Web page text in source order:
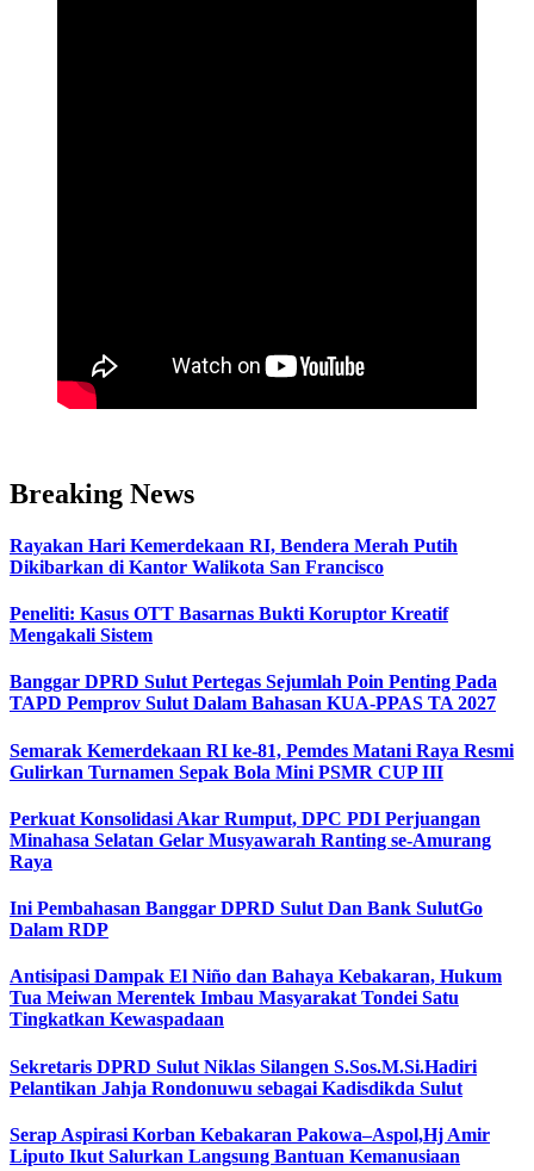
Breaking News
Rayakan Hari Kemerdekaan RI, Bendera Merah Putih
Dikibarkan di Kantor Walikota San Francisco
Peneliti: Kasus OTT Basarnas Bukti Koruptor Kreatif
Mengakali Sistem
Banggar DPRD Sulut Pertegas Sejumlah Poin Penting Pada
TAPD Pemprov Sulut Dalam Bahasan KUA-PPAS TA 2027
Semarak Kemerdekaan RI ke-81, Pemdes Matani Raya Resmi
Gulirkan Turnamen Sepak Bola Mini PSMR CUP III
Perkuat Konsolidasi Akar Rumput, DPC PDI Perjuangan
Minahasa Selatan Gelar Musyawarah Ranting se-Amurang
Raya
Ini Pembahasan Banggar DPRD Sulut Dan Bank SulutGo
Dalam RDP
Antisipasi Dampak El Niño dan Bahaya Kebakaran, Hukum
Tua Meiwan Merentek Imbau Masyarakat Tondei Satu
Tingkatkan Kewaspadaan
Sekretaris DPRD Sulut Niklas Silangen S.Sos.M.Si.Hadiri
Pelantikan Jahja Rondonuwu sebagai Kadisdikda Sulut
Serap Aspirasi Korban Kebakaran Pakowa–Aspol,Hj Amir
Liputo Ikut Salurkan Langsung Bantuan Kemanusiaan